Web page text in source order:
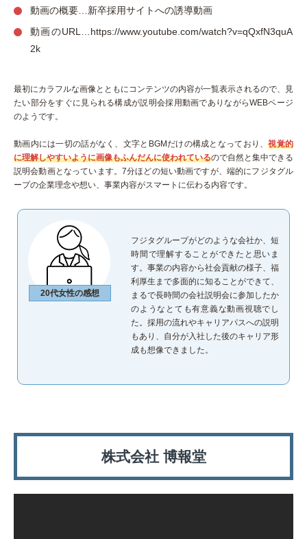
動画の概要…新卒採用サイトへの誘導動画
動画のURL…https://www.youtube.com/watch?v=qQxfN3quA
2k
最初にカラフルな画像とともにコンテンツの内容が一覧表示されるので、見
たい部分をすぐに見られる構成が説明会採用動画でありながらWEBページ
のようです。
動画内には一切の話がなく、文字とBGMだけの構成となっており、視覚的
に理解しやすいように画像もふんだんに使われているので自然と集中できる
説明会動画となっています。7分ほどの短い動画ですが、端的にフジタグル
ープの企業理念や想い、事業内容がスマートに伝わる内容です。
20代女性の感想
フジタグループがどのような会社か、短
時間で理解することができたと思いま
す。事業の内容から社会貢献の様子、福
利厚生まで多面的に知ることができて、
まるで長時間の会社説明会に参加したか
のようなとても有意義な動画視聴でし
た。採用の流れやキャリアパスへの説明
もあり、自分が入社した後のキャリア形
成も想像できました。
株式会社 博報堂